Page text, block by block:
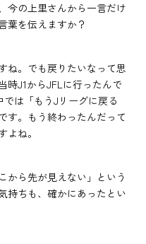
今の上里さんから一言だけ
葉を伝えますか？
ね。でも戻りたいなって思
時J1からJFLに行ったんで
は「もうJリーグに戻る
す。もう終わったんだって
ね。
から先が見えない」という
持ちも、確かにあったとい